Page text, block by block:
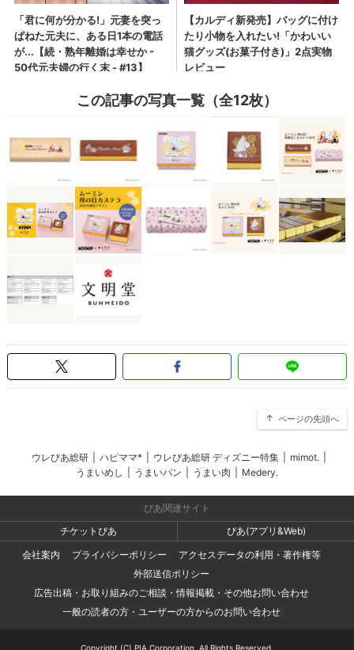
この記事の写真一覧（全12枚）
ページの先頭へ
ウレぴあ総研 ハピママ* ウレぴあ総研 ディズニー特集 mimot.
うまいめし
うまいパン うまい肉 Medery.
ぴあ関連サイト
チケットぴあ
ぴあ(アプリ&Web)
会社案内
プライバシーポリシー
アクセスデータの利用・著作権等
外部送信ポリシー
広告出稿・お取り組みのご相談・情報掲載・その他お問い合わせ
一般の読者の方・ユーザーの方からのお問い合わせ
Copyright (C) PIA Corporation. All Rights Reserved.